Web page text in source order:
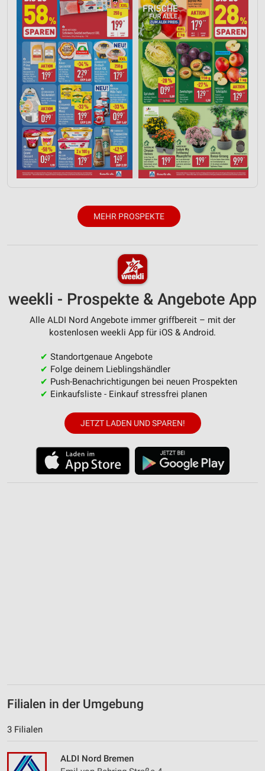
MEHR PROSPEKTE
weekli - Prospekte & Angebote App
Alle ALDI Nord Angebote immer griffbereit – mit der
kostenlosen weekli App für iOS & Android.
✔ Standortgenaue Angebote
✔ Folge deinem Lieblingshändler
✔ Push-Benachrichtigungen bei neuen Prospekten
✔ Einkaufsliste - Einkauf stressfrei planen
JETZT LADEN UND SPAREN!
Filialen in der Umgebung
3 Filialen
ALDI Nord Bremen
Werbung